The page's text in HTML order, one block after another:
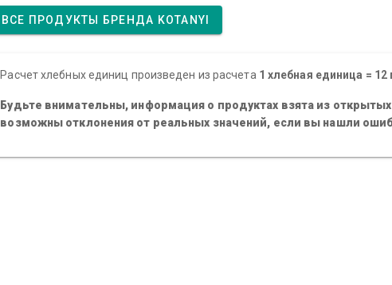
ВСЕ ПРОДУКТЫ БРЕНДА KOTANYI
Расчет хлебных единиц произведен из расчета 1 хлебная единица =
Будьте внимательны, информация о продуктах взята из
возможны отклонения от реальных значений, если вы нашли